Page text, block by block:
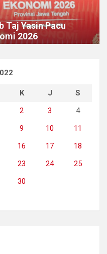
Taj Yasin Pacu
2026
K J
S
2 3
4
9 10
11
16 17
18
23 24
25
30